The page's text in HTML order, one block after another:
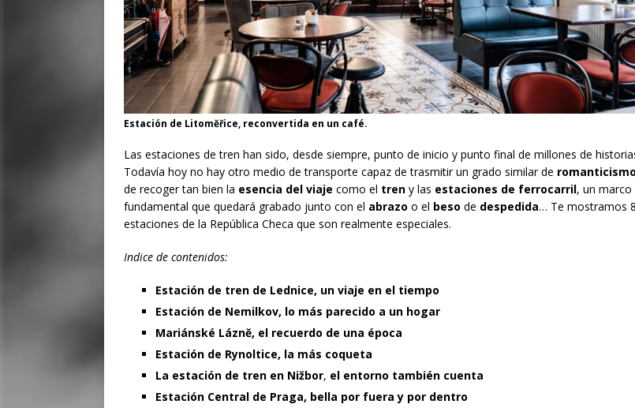
Estación de Litoměřice, reconvertida en un café.
Las estaciones de tren han sido, desde siempre, punto de inicio y punto final de millones de
Todavía hoy no hay otro medio de transporte capaz de trasmitir un grado similar de romanticismo
de recoger tan bien la esencia del viaje como el tren y las estaciones de ferrocarril, un marco
fundamental que quedará grabado junto con el abrazo o el beso de despedida… Te mostramos 8
estaciones de la República Checa que son realmente especiales.
Indice de contenidos:
Estación de tren de Lednice, un viaje en el tiempo
Estación de Nemilkov, lo más parecido a un hogar
Mariánské Láznĕ, el recuerdo de una época
Estación de Rynoltice, la más coqueta
La estación de tren en Nižbor, el entorno también cuenta
Estación Central de Praga, bella por fuera y por dentro